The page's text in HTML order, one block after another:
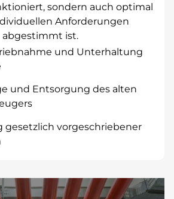
sondern auch optimal
Anforderungen
abgestimmt ist.
und Unterhaltung
und Entsorgung des alten
gesetzlich vorgeschriebener